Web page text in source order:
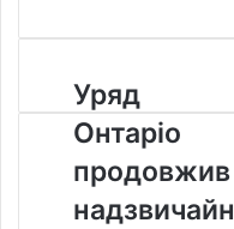
Уряд
Онтаріо
продовжив
надзвичайний
стан
до
Уряд
Онтаріо
продовжив
надзвичайн